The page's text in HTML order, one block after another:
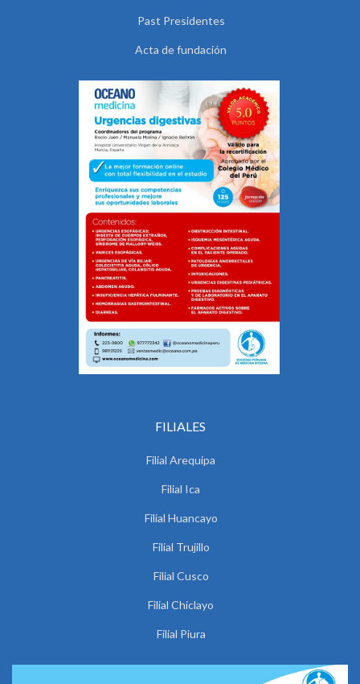
Past Presidentes
Acta de fundación
FILIALES
Filial Arequipa
Filial Ica
Filial Huancayo
Filial Trujillo
Filial Cusco
Filial Chiclayo
Filial Piura